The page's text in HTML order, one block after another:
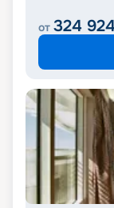
от 324